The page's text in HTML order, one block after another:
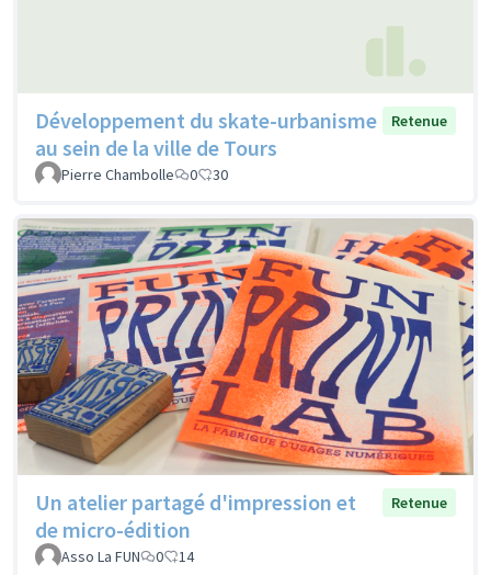
Développement du skate-urbanisme
au sein de la ville de Tours
Retenue
Pierre Chambolle 0 30
Un atelier partagé d'impression et
de micro-édition
Retenue
Asso La FUN 0 14